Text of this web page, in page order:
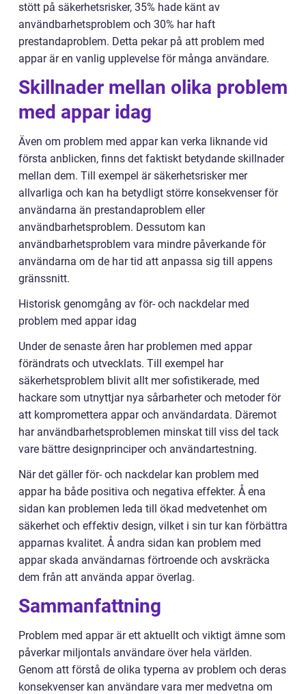
stött på säkerhetsrisker, 35% hade känt av
användbarhetsproblem och 30% har haft
prestandaproblem. Detta pekar på att problem med
appar är en vanlig upplevelse för många användare.
Skillnader mellan olika problem
med appar idag
Även om problem med appar kan verka liknande vid
första anblicken, finns det faktiskt betydande skillnader
mellan dem. Till exempel är säkerhetsrisker mer
allvarliga och kan ha betydligt större konsekvenser för
användarna än prestandaproblem eller
användbarhetsproblem. Dessutom kan
användbarhetsproblem vara mindre påverkande för
användarna om de har tid att anpassa sig till appens
gränssnitt.
Historisk genomgång av för- och nackdelar med
problem med appar idag
Under de senaste åren har problemen med appar
förändrats och utvecklats. Till exempel har
säkerhetsproblem blivit allt mer sofistikerade, med
hackare som utnyttjar nya sårbarheter och metoder för
att kompromettera appar och användardata. Däremot
har användbarhetsproblemen minskat till viss del tack
vare bättre designprinciper och användartestning.
När det gäller för- och nackdelar kan problem med
appar ha både positiva och negativa effekter. Å ena
sidan kan problemen leda till ökad medvetenhet om
säkerhet och effektiv design, vilket i sin tur kan förbättra
apparnas kvalitet. Å andra sidan kan problem med
appar skada användarnas förtroende och avskräcka
dem från att använda appar överlag.
Sammanfattning
Problem med appar är ett aktuellt och viktigt ämne som
påverkar miljontals användare över hela världen.
Genom att förstå de olika typerna av problem och deras
konsekvenser kan användare vara mer medvetna om